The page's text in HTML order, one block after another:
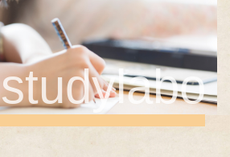
studylabo